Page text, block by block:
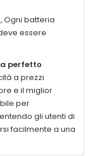
Ogni batteria
essere
perfetto
a prezzi
e il miglior
per
gli utenti di
facilmente a una